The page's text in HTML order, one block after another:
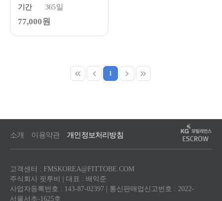
기간 365일
77,000원
1
소개 이용약관 개인정보처리방침
고객센터 : FMSKOREA@FITTOBE.COM
주식회사 핏투비 | 대표 : 배익준
사업자등록번호 : 143-87-02397 | 통신판매업신고번호 : 2022-
서울서초-1625호